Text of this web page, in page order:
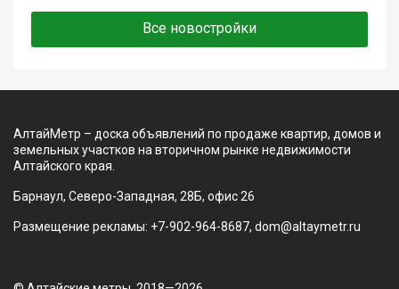
Все новостройки
АлтайМетр – доска объявлений по продаже квартир, домов и
земельных участков на вторичном рынке недвижимости
Алтайского края.
Барнаул, Северо-Западная, 28Б, офис 26
Размещение рекламы: +7-902-964-8687, dom@altaymetr.ru